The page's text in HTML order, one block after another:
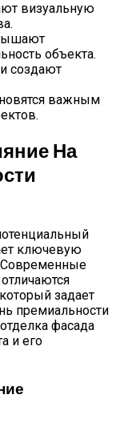
визуальную
объекта.
создают
важным
На
ключевую
Современные
задает
премиальности
фасада
и его